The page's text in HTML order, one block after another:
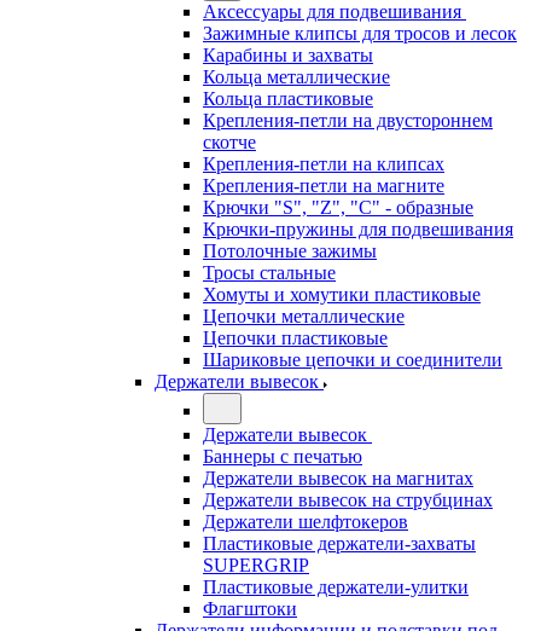
Аксессуары для подвешивания
Зажимные клипсы для тросов и лесок
Карабины и захваты
Кольца металлические
Кольца пластиковые
Крепления-петли на двустороннем
скотче
Крепления-петли на клипсах
Крепления-петли на магните
Крючки "S", "Z", "C" - образные
Крючки-пружины для подвешивания
Потолочные зажимы
Тросы стальные
Хомуты и хомутики пластиковые
Цепочки металлические
Цепочки пластиковые
Шариковые цепочки и соединители
Держатели вывесок
Держатели вывесок
Баннеры с печатью
Держатели вывесок на магнитах
Держатели вывесок на струбцинах
Держатели шелфтокеров
Пластиковые держатели-захваты
SUPERGRIP
Пластиковые держатели-улитки
Флагштоки